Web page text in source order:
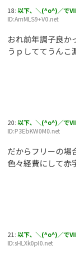
18: 以下、＼(^o^)／で
ID:AmMLS9+V0.net
おれ前年調子良か
うｐしててうんこ
20: 以下、＼(^o^)／で
ID:P3EbKW0M0.net
だからフリーの場
色々経費にして赤
21: 以下、＼(^o^)／で
ID:sHLXk0pI0.net